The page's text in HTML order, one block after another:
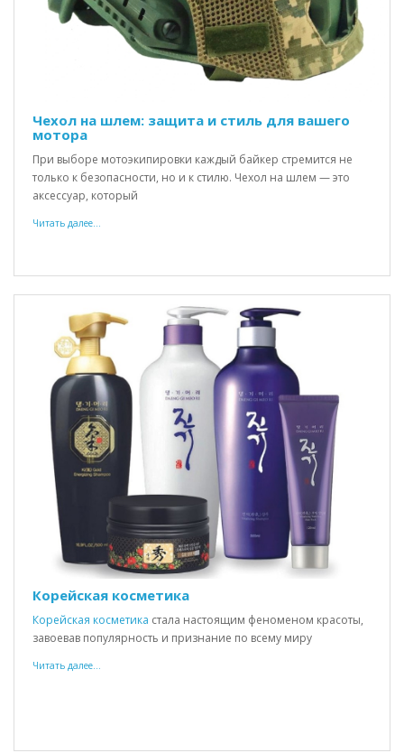
Чехол на шлем: защита и стиль для вашего
мотора
При выборе мотоэкипировки каждый байкер стремится не
только к безопасности, но и к стилю. Чехол на шлем — это
аксессуар, который
Читать далее...
Корейская косметика
Корейская косметика стала настоящим феноменом красоты,
завоевав популярность и признание по всему миру
Читать далее...